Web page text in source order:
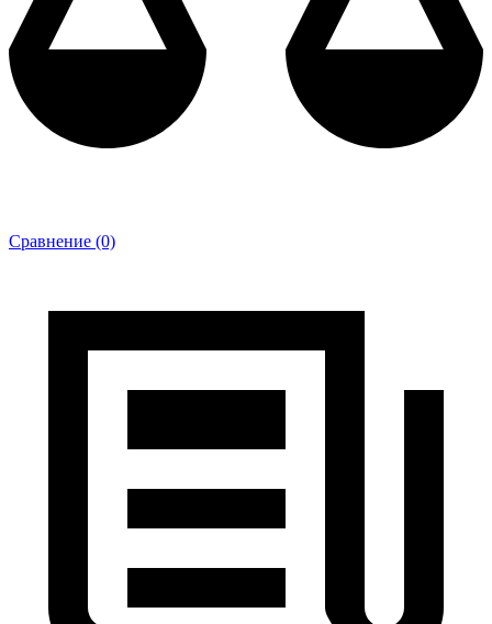
Сравнение (0)